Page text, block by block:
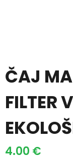
ČAJ
FILTER
4.00 €